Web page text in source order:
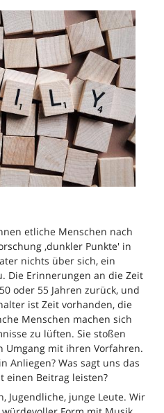
etliche Menschen nach
‚dunkler Punkte' in
nichts über sich, ein
Die Erinnerungen an die Zeit
oder 55 Jahren zurück, und
ist Zeit vorhanden, die
Menschen machen sich
zu lüften. Sie stoßen
mit ihren Vorfahren.
Anliegen? Was sagt uns das
einen Beitrag leisten?
Jugendliche, junge Leute. Wir